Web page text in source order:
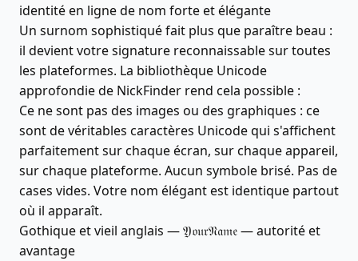
identité en ligne de nom forte et élégante
Un surnom sophistiqué fait plus que paraître beau :
il devient votre signature reconnaissable sur toutes
les plateformes. La bibliothèque Unicode
approfondie de NickFinder rend cela possible :
Ce ne sont pas des images ou des graphiques : ce
sont de véritables caractères Unicode qui s'affichent
parfaitement sur chaque écran, sur chaque appareil,
sur chaque plateforme. Aucun symbole brisé. Pas de
cases vides. Votre nom élégant est identique partout
où il apparaît.
Gothique et vieil anglais — 𝔜𝔬𝔲𝔯𝔑𝔞𝔪𝔢 — autorité et
avantage